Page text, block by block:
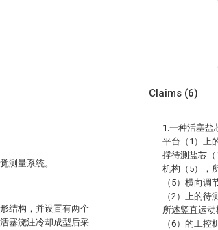
测量系统。
结构，并设置有两个
塞浇注冷却成型后采
Claims (6)
1.一种活塞盐
平台（1）上
撑待测盐芯
机构（5），
（5）横向
（2）上的
所述竖直运
（6）的工